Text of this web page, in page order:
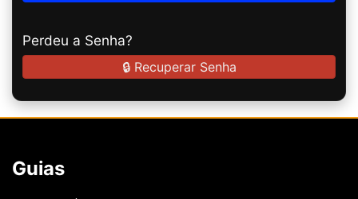
Perdeu a Senha?
🔒 Recuperar Senha
Guias